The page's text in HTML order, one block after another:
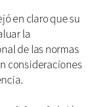
en claro que su
la
de las normas
consideraciones